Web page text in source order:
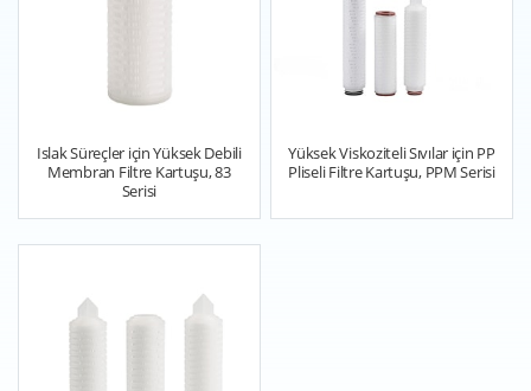
Islak Süreçler için Yüksek Debili
Membran Filtre Kartuşu, 83
Serisi
Yüksek Viskoziteli Sıvılar için PP
Pliseli Filtre Kartuşu, PPM Serisi